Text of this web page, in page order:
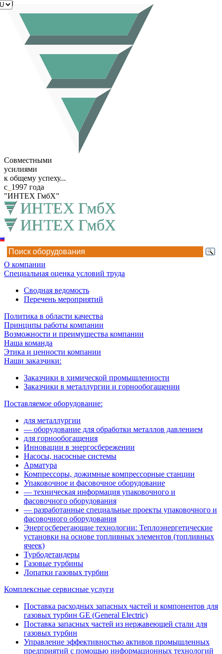
Совместными
усилиями
к общему успеху...
с 1997 года
"ИНТЕХ ГмбХ"
RU
О компании
Специальная оценка условий труда
Сводная ведомость
Перечень мероприятий
Политика в области качества
Принципы работы компании
Возможности и преимущества компании
Наша команда
Этика и ценности компании
Наши заказчики:
Заказчики в химической промышленности
Заказчики в металлургии и горнообогащении
Поставляемое оборудование:
для металлургии
— оборудование для обработки металлов давлением
для горнообогащения
Инновации в энергосбережении
Насосы, насосные системы
Арматура
Компрессоры, дожимные компрессорные станции
Упаковочное и фасовочное оборудование
— техническая информация упаковочного и
фасовочного оборудования
— разработанные специальные проекты упаковочного и
фасовочного оборудования
Энергосберегающие технологии: Теплоэнергетические
установки на основе топливных элементов (топливных
ячеек)
Турбодетандеры
Газовые турбины
Лопатки газовых турбин
Комплексные сервисные услуги
Поставка расходных запасных частей и компонентов для
газовых турбин GE (General Electric)
Поставка запасных частей из нержавеющей стали для
газовых турбин
Управление эффективностью активов промышленных
предприятий с помощью информационных технологий